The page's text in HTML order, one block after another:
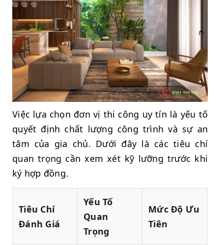
Việc lựa chọn đơn vị thi công uy tín là yếu tố
quyết định chất lượng công trình và sự an
tâm của gia chủ. Dưới đây là các tiêu chí
quan trọng cần xem xét kỹ lưỡng trước khi
ký hợp đồng.
Tiêu Chí
Đánh Giá
Yếu Tố
Quan
Trọng
Mức Độ Ưu
Tiên